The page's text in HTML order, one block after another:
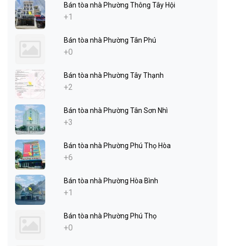
Bán tòa nhà Phường Thông Tây Hội
+1
Bán tòa nhà Phường Tân Phú
+0
Bán tòa nhà Phường Tây Thạnh
+2
Bán tòa nhà Phường Tân Sơn Nhì
+3
Bán tòa nhà Phường Phú Thọ Hòa
+6
Bán tòa nhà Phường Hòa Bình
+1
Bán tòa nhà Phường Phú Thọ
+0